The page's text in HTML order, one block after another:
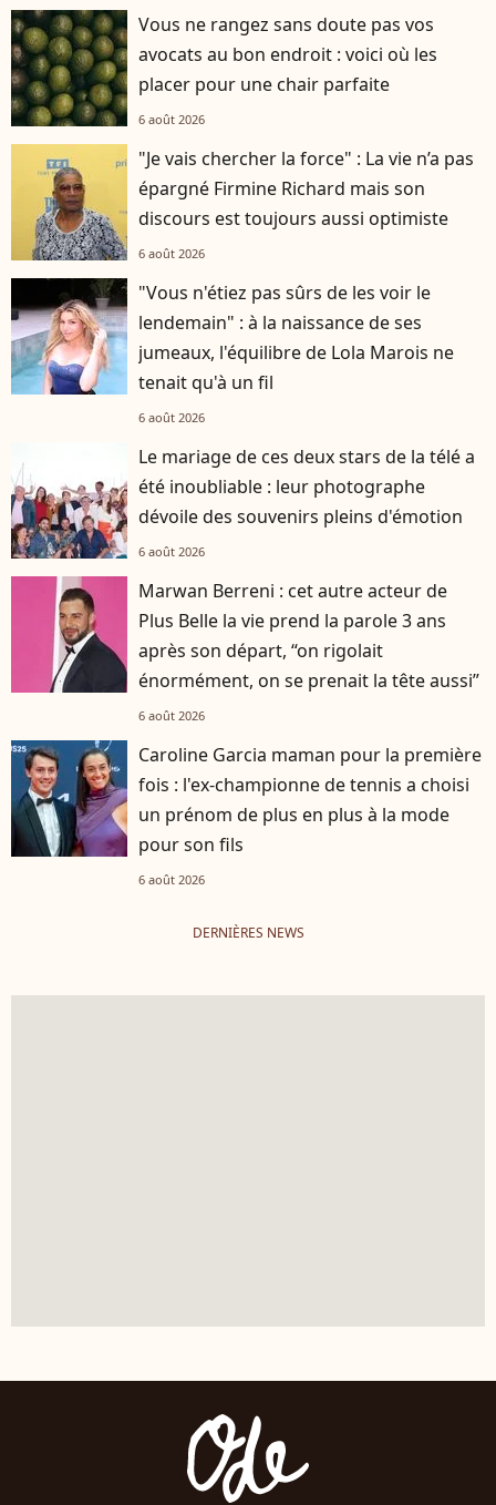
Vous ne rangez sans doute pas vos
avocats au bon endroit : voici où les
placer pour une chair parfaite
6 août 2026
"Je vais chercher la force" : La vie n’a pas
épargné Firmine Richard mais son
discours est toujours aussi optimiste
6 août 2026
"Vous n'étiez pas sûrs de les voir le
lendemain" : à la naissance de ses
jumeaux, l'équilibre de Lola Marois ne
tenait qu'à un fil
6 août 2026
Le mariage de ces deux stars de la télé a
été inoubliable : leur photographe
dévoile des souvenirs pleins d'émotion
6 août 2026
Marwan Berreni : cet autre acteur de
Plus Belle la vie prend la parole 3 ans
après son départ, “on rigolait
énormément, on se prenait la tête aussi”
6 août 2026
Caroline Garcia maman pour la première
fois : l'ex-championne de tennis a choisi
un prénom de plus en plus à la mode
pour son fils
6 août 2026
DERNIÈRES NEWS